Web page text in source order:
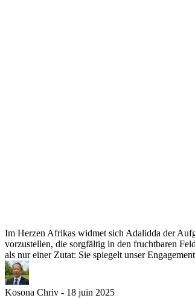
Im Herzen Afrikas widmet sich Adalidda der
vorzustellen, die sorgfältig in den fruchtbaren
als nur einer Zutat: Sie spiegelt unser
Kosona Chriv - 18 juin 2025